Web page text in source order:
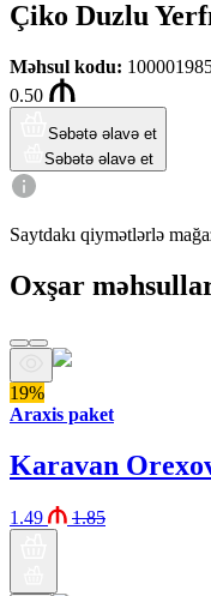
Çiko Duzlu
Məhsul kodu:
0.50
Səbətə əlavə et
Səbətə əlavə et
Saytdakı qiymətlərlə
Oxşar
19%
Araxis paket
Karavan
1.49 1.85